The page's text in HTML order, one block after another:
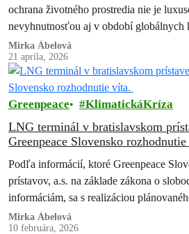
ochrana životného prostredia nie je
nevyhnutnosťou aj v období globálnych
Mirka Ábelová
21 apríla, 2026
Greenpeace KlimatickáKríza
LNG terminál v bratislavskom
Greenpeace Slovensko
Podľa informácií, ktoré Greenpeace
prístavov, a.s. na základe zákona o
informáciám, sa s realizáciou
nepočíta. Greenpeace Slovensko, ktorý
Mirka Ábelová
10 februára, 2026